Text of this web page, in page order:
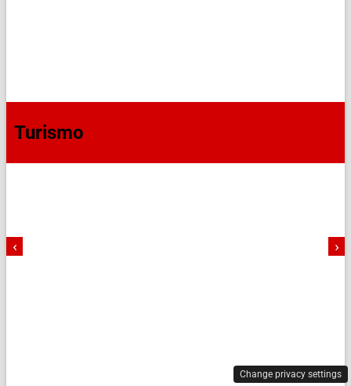
Turismo
‹ ›
Change privacy settings